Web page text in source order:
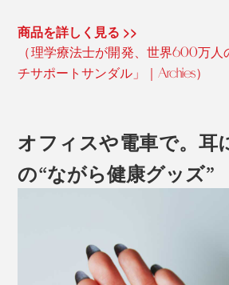
商品を詳しく見る >>
（理学療法士が開発、世界600万
チサポートサンダル」｜Archies）
オフィスや電車で。耳
の“ながら健康グッズ”